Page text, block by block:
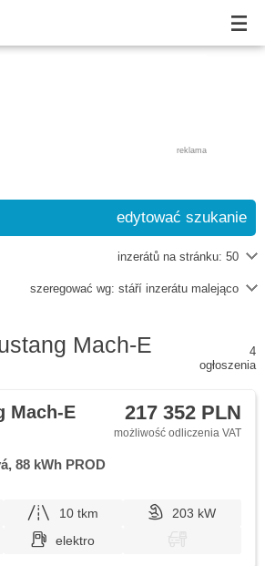
reklama
edytować szukanie
inzerátů na stránku: 50
szeregować wg: stáří inzerátu malejąco
Mach-E
4
ogłoszenia
Mach-E 217 352 PLN
możliwość odliczenia VAT
88 kWh PROD
10 tkm
203 kW
elektro